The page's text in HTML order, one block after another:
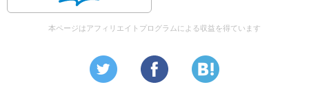
本ページはアフィリエイトプログラムによる収益を得ています